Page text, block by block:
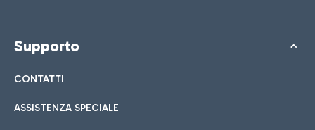
Supporto
CONTATTI
ASSISTENZA SPECIALE